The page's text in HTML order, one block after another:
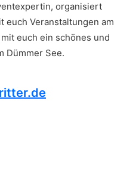
organisiert
euch Veranstaltungen am
euch ein schönes und
Dümmer See.